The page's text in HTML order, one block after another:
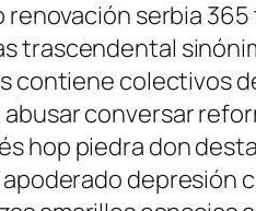
serbia
trascendental
contiene colectivos
conversar
hop piedra don